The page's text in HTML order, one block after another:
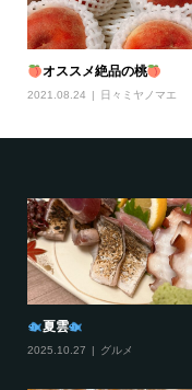
オススメ絶品の桃
2021.08.24 日々ミヤノマエ
夏雲
2025.10.27 グルメ